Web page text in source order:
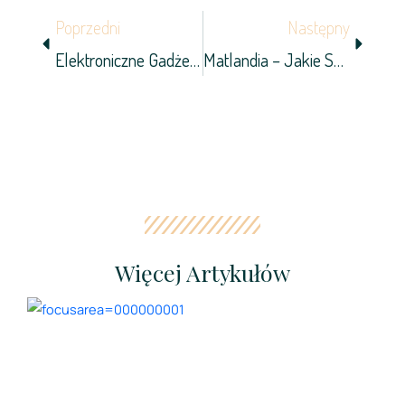
Poprzedni
Elektroniczne Gadżety, O Których Marzy Każde Dziecko!
Następny
Matlandia – Jakie Są Korzyści Z Tego Programu?
Więcej Artykułów